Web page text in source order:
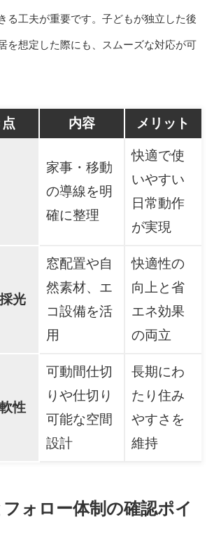
る工夫が重要です。子どもが独立した後
を想定した際にも、スムーズな対応が可
内容 メリット
家事・移動
の導線を明
確に整理
快適で使
いやすい
日常動作
が実現
光
窓配置や自
然素材、エ
コ設備を活
用
快適性の
向上と省
エネ効果
の両立
性
可動間仕切
りや仕切り
可能な空間
設計
長期にわ
たり住み
やすさを
維持
ォロー体制の確認ポイ